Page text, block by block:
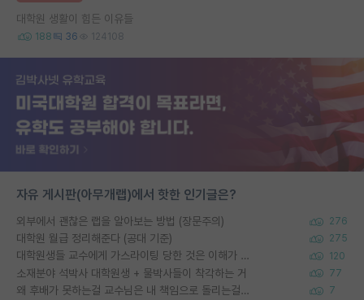
대학원 생활이 힘든 이유들
188 36 124108
자유 게시판(아무개랩)에서 핫한 인기글은?
외부에서 괜찮은 랩을 알아보는 방법 (장문주의) 276
대학원 월급 정리해준다 (공대 기준) 275
대학원생들 교수에게 가스라이팅 당한 것은 이해가 갑니다. 안타깝네요. 120
소재분야 석박사 대학원생 + 물박사들이 착각하는 거 77
왜 후배가 못하는걸 교수님은 내 책임으로 돌리는걸까요? 7